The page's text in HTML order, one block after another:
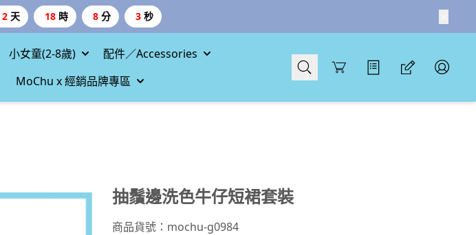
2 天 18 時 8 分 2 秒
小女童(2-8歲)
配件／Accessories
MoChu x 經銷品牌專區
Cart
抽鬚邊洗色牛仔短裙套裝
商品貨號： mochu-g0984